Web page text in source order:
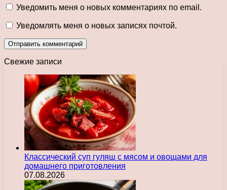
Уведомить меня о новых комментариях по email.
Уведомлять меня о новых записях почтой.
Свежие записи
Классический суп гуляш с мясом и овощами для
домашнего приготовления
07.08.2026